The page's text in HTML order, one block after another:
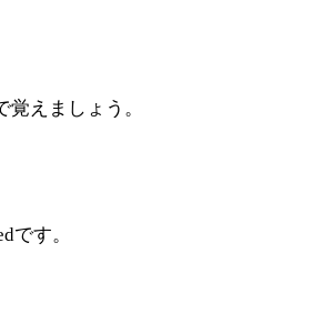
えましょう。
です。